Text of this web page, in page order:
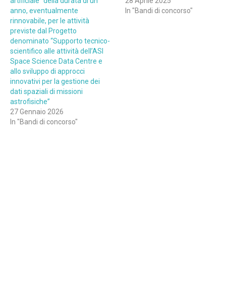
anno, eventualmente
rinnovabile, per le attività
previste dal Progetto
denominato “Supporto tecnico-
scientifico alle attività dell’ASI
Space Science Data Centre e
allo sviluppo di approcci
innovativi per la gestione dei
dati spaziali di missioni
astrofisiche”
27 Gennaio 2026
In "Bandi di concorso"
In "Bandi di concorso"